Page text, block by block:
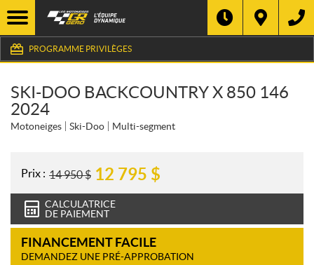
PROGRAMME PRIVILÈGES
SKI-DOO BACKCOUNTRY X 850 146
2024
Motoneiges Ski-Doo Multi-segment
Prix : 14 950$ 12 795 $
CALCULATRICE
DE PAIEMENT
FINANCEMENT FACILE
DEMANDEZ UNE PRÉ-APPROBATION